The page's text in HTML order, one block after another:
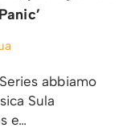
abbiamo
Sula
e…